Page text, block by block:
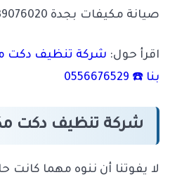
صيانة مكيفات بجدة 0539076020
اقرأ حول: شركة تنظيف دكت
بنا ☎️ 0556676529
شركة تنظيف دكت
لا يفوتنا أن ننوه مهما